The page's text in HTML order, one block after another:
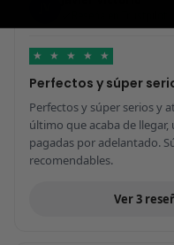
★ ★ ★ ★ ★
Perfectos y súper
Perfectos y súper serios y
último que acaba de
pagadas por adelantado.
recomendables.
Ver 3